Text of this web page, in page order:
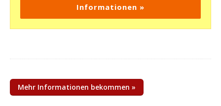
Informationen »
Mehr Informationen bekommen »